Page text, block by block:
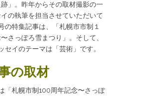
」。昨年からその取材撮影の一
の執筆を担当させていただいて
の特集記事は、「札幌市市制１
さっぽろ雪まつり」。そして、
セイのテーマは「芸術」です。
の取材
「札幌市制100周年記念〜さっぽ